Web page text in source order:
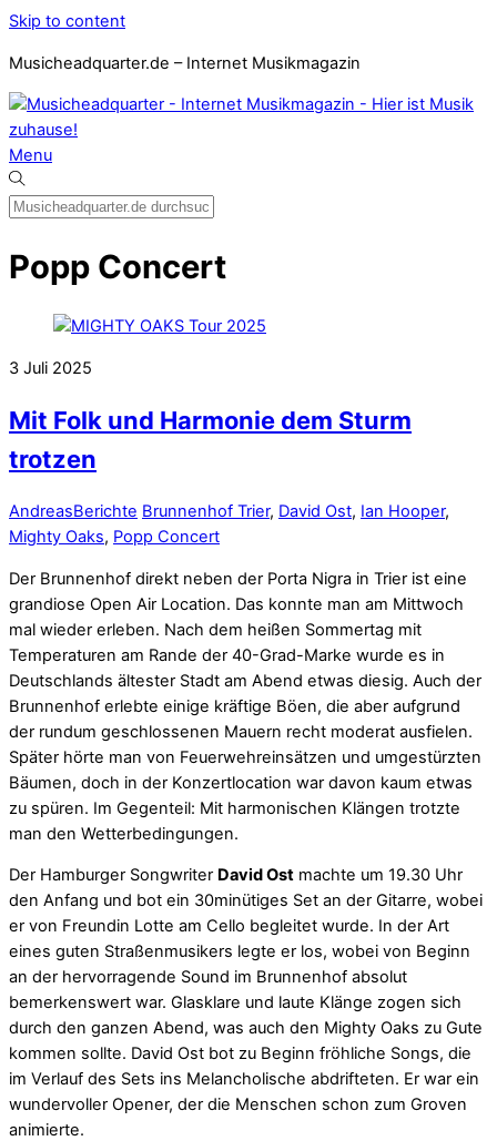
Skip to content
Musicheadquarter.de – Internet Musikmagazin
Menu
Popp Concert
3 Juli 2025
Mit Folk und Harmonie dem Sturm
trotzen
AndreasBerichte Brunnenhof Trier, David Ost, Ian Hooper,
Mighty Oaks, Popp Concert
Der Brunnenhof direkt neben der Porta Nigra in Trier ist eine
grandiose Open Air Location. Das konnte man am Mittwoch
mal wieder erleben. Nach dem heißen Sommertag mit
Temperaturen am Rande der 40-Grad-Marke wurde es in
Deutschlands ältester Stadt am Abend etwas diesig. Auch der
Brunnenhof erlebte einige kräftige Böen, die aber aufgrund
der rundum geschlossenen Mauern recht moderat ausfielen.
Später hörte man von Feuerwehreinsätzen und umgestürzten
Bäumen, doch in der Konzertlocation war davon kaum etwas
zu spüren. Im Gegenteil: Mit harmonischen Klängen trotzte
man den Wetterbedingungen.
Der Hamburger Songwriter David Ost machte um 19.30 Uhr
den Anfang und bot ein 30minütiges Set an der Gitarre, wobei
er von Freundin Lotte am Cello begleitet wurde. In der Art
eines guten Straßenmusikers legte er los, wobei von Beginn
an der hervorragende Sound im Brunnenhof absolut
bemerkenswert war. Glasklare und laute Klänge zogen sich
durch den ganzen Abend, was auch den Mighty Oaks zu Gute
kommen sollte. David Ost bot zu Beginn fröhliche Songs, die
im Verlauf des Sets ins Melancholische abdrifteten. Er war ein
wundervoller Opener, der die Menschen schon zum Groven
animierte.